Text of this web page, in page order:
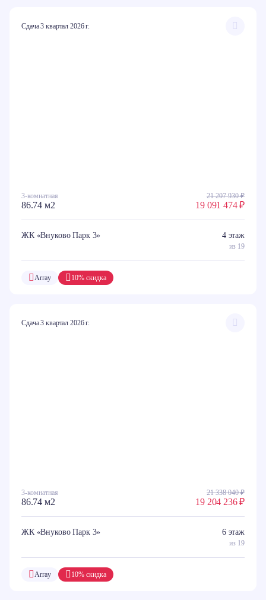
Сдача 3 квартал 2026 г.
3-комнатная
86.74 м2
21 207 930 ₽
19 091 474 ₽
ЖК «Внуково Парк 3» 4 этаж
из 19
10% скидка
Array
Сдача 3 квартал 2026 г.
3-комнатная
86.74 м2
21 338 040 ₽
19 204 236 ₽
ЖК «Внуково Парк 3» 6 этаж
из 19
10% скидка
Array